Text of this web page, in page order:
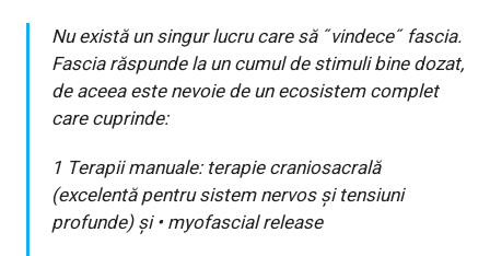
Nu există un singur lucru care să ˝vindece˝ fascia.
Fascia răspunde la un cumul de stimuli bine dozat,
de aceea este nevoie de un ecosistem complet
care cuprinde:
1 Terapii manuale: terapie craniosacrală
(excelentă pentru sistem nervos și tensiuni
profunde) și • myofascial release